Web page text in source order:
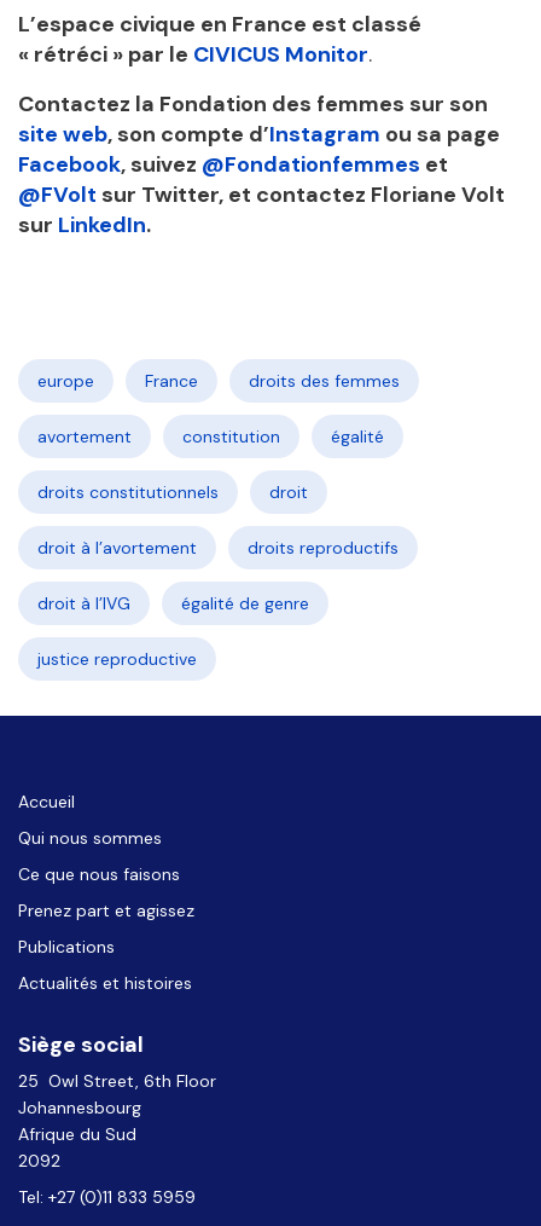
L’espace civique en France est classé
« rétréci » par le CIVICUS Monitor.
Contactez la Fondation des femmes sur son
site web, son compte d’Instagram ou sa page
Facebook, suivez @Fondationfemmes et
@FVolt sur Twitter, et contactez Floriane Volt
sur LinkedIn.
europe France droits des femmes
avortement constitution égalité
droits constitutionnels droit
droit à l’avortement droits reproductifs
droit à l’IVG égalité de genre
justice reproductive
Accueil
Qui nous sommes
Ce que nous faisons
Prenez part et agissez
Publications
Actualités et histoires
Siège social
25 Owl Street, 6th Floor
Johannesbourg
Afrique du Sud
2092
Tel: +27 (0)11 833 5959